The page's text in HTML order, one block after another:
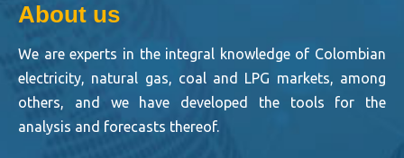
About us
We are experts in the integral knowledge of Colombian
electricity, natural gas, coal and LPG markets, among
others, and we have developed the tools for the
analysis and forecasts thereof.